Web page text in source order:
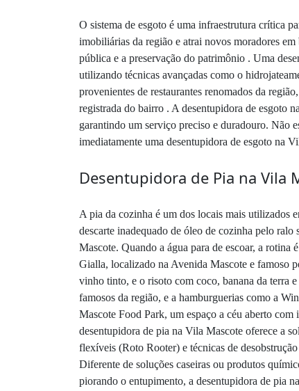
O sistema de esgoto é uma infraestrutura crítica
imobiliárias da região e atrai novos moradores
pública e a preservação do patrimônio . Uma
utilizando técnicas avançadas como o
provenientes de restaurantes renomados da
registrada do bairro . A desentupidora de esgoto
garantindo um serviço preciso e duradouro. Não
imediatamente uma desentupidora de esgoto na
Desentupidora de Pia na Vila
A pia da cozinha é um dos locais mais utilizados
descarte inadequado de óleo de cozinha pelo
Mascote. Quando a água para de escoar, a rotina
Gialla, localizado na Avenida Mascote e famoso
vinho tinto, e o risoto com coco, banana da terra
famosos da região, e a hamburguerias como a
Mascote Food Park, um espaço a céu aberto
desentupidora de pia na Vila Mascote oferece a
flexíveis (Roto Rooter) e técnicas de
Diferente de soluções caseiras ou produtos
piorando o entupimento, a desentupidora de pia